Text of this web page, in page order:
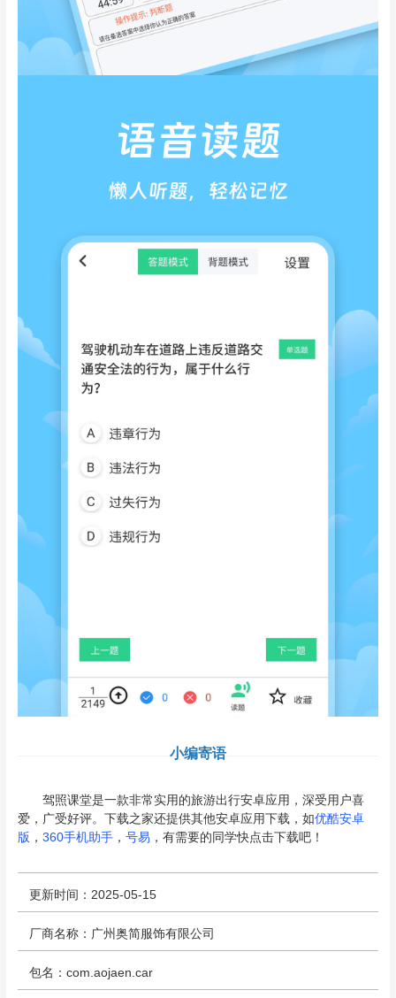
小编寄语
驾照课堂是一款非常实用的旅游出行安卓应用，深受用户喜
爱，广受好评。下载之家还提供其他安卓应用下载，如优酷安卓
版 ， 360手机助手， 号易 ，有需要的同学快点击下载吧！
更新时间：2025-05-15
厂商名称：广州奥简服饰有限公司
包名：com.aojaen.car